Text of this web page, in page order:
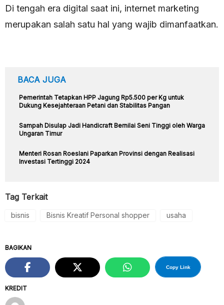
Di tengah era digital saat ini, internet marketing
merupakan salah satu hal yang wajib dimanfaatkan.
BACA JUGA
Pemerintah Tetapkan HPP Jagung Rp5.500 per Kg untuk
Dukung Kesejahteraan Petani dan Stabilitas Pangan
Sampah Disulap Jadi Handicraft Bernilai Seni Tinggi oleh Warga
Ungaran Timur
Menteri Rosan Roeslani Paparkan Provinsi dengan Realisasi
Investasi Tertinggi 2024
Tag Terkait
bisnis Bisnis Kreatif Personal shopper usaha
KREDIT
BAGIKAN
Copy Link